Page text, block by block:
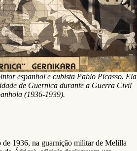
espanhol e cubista Pablo Picasso. Ela
de Guernica durante a Guerra Civil
(1936-1939).
1936, na guarnição militar de Melilla